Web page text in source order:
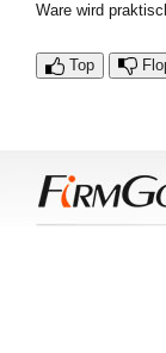
Ware wird
Top